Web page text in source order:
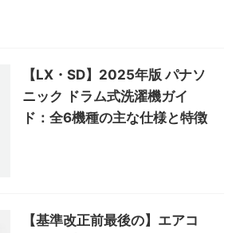
【LX・SD】2025年版 パナソ
ニック ドラム式洗濯機ガイ
ド：全6機種の主な仕様と特徴
【基準改正前最後の】エアコ